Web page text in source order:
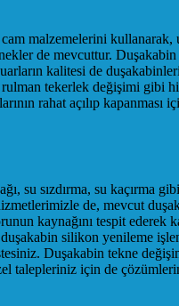
malzemelerini
de mevcuttur.
kalitesi de
tekerlek değişimi gibi
rahat açılıp
su sızdırma, su kaçırma
de, mevcut
kaynağını tespit
silikon yenileme
Duşakabin tekne
talepleriniz için de